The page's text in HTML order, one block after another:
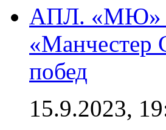
АПЛ. «МЮ»
«Манчестер
побед
15.9.2023,